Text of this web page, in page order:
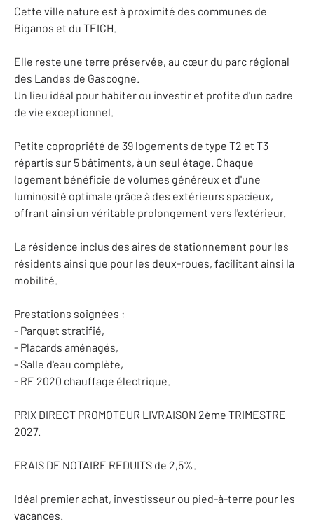
Cette ville nature est à proximité des communes de
Biganos et du TEICH.
Elle reste une terre préservée, au cœur du parc régional
des Landes de Gascogne.
Un lieu idéal pour habiter ou investir et profite d'un cadre
de vie exceptionnel.
Petite copropriété de 39 logements de type T2 et T3
répartis sur 5 bâtiments, à un seul étage. Chaque
logement bénéficie de volumes généreux et d'une
luminosité optimale grâce à des extérieurs spacieux,
offrant ainsi un véritable prolongement vers l'extérieur.
La résidence inclus des aires de stationnement pour les
résidents ainsi que pour les deux-roues, facilitant ainsi la
mobilité.
Prestations soignées :
- Parquet stratifié,
- Placards aménagés,
- Salle d'eau complète,
- RE 2020 chauffage électrique.
PRIX DIRECT PROMOTEUR LIVRAISON 2ème TRIMESTRE
2027.
FRAIS DE NOTAIRE REDUITS de 2,5%.
Idéal premier achat, investisseur ou pied-à-terre pour les
vacances.